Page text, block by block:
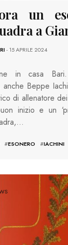
un
a
- 15 APRILE 2024
in casa
Beppe
di allenatore
inizio e un
#ESONERO #IACHINI